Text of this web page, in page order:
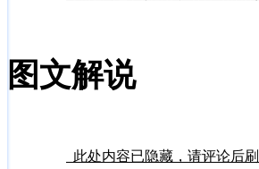
图文解说
此处内容已隐藏，请评论后